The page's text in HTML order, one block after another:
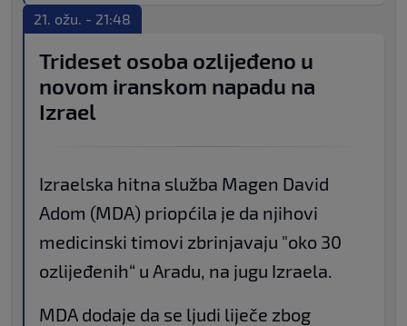
21. ožu. - 21:48
Trideset osoba ozlijeđeno u
novom iranskom napadu na
Izrael
Izraelska hitna služba Magen David
Adom (MDA) priopćila je da njihovi
medicinski timovi zbrinjavaju "oko 30
ozlijeđenih“ u Aradu, na jugu Izraela.
MDA dodaje da se ljudi liječe zbog